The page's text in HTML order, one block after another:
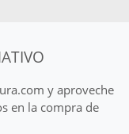
y aproveche
en la compra de